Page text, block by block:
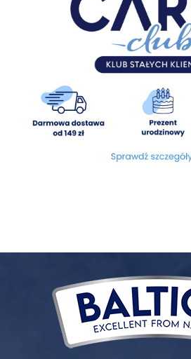
7,7%, wilgotność 74%, popiół surowy
0,8%, węglowodany 2,9%, wapń 0,3%,
Energia metaboliczna:130,51 kcal/
Sposób podania:
Wartości w tabelach podano w
Dawka pokarmowa może się
wieku, warunków utrzymania, stanu
poziomu aktywności fizycznej pupila.
Posiłki należy podawać w